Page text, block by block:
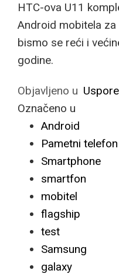
HTC-ova U11
Android mobitela
bismo se reći i
godine.
Objavljeno u
Označeno u
Android
Pametni telefon
Smartphone
smartfon
mobitel
flagship
test
Samsung
galaxy